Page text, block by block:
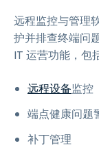
远程监控与管理
护并排查终端问
IT 运营功能，包
远程设备监控
端点健康问题
补丁管理